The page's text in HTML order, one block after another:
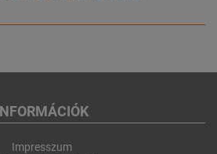
Impresszum